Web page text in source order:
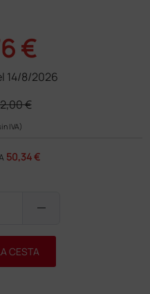
€
14/8/2026
€
IVA)
50,34 €
remove
CESTA